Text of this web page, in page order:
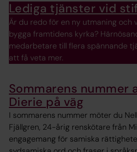
Lediga tjänster vid
Är du redo för en ny utmaning och
bygga framtidens kyrka?
medarbetare till flera spännande
att få veta mer.
Sommarens nummer
Dierie på väg
I sommarens nummer möter du
Fjällgren, 24-årig renskötare från
engagemang för samiska